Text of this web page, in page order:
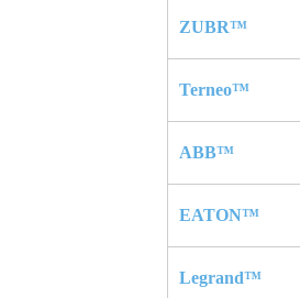
ZUBR™
Terneo™
ABB™
EATON™
Legrand™